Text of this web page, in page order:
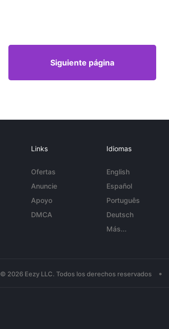
Siguiente página
Links
Ofertas
Anuncie
Apoyo
DMCA
Idiomas
English
Español
Português
Deutsch
Más...
© 2026 Eezy LLC. Todos los derechos reservados •